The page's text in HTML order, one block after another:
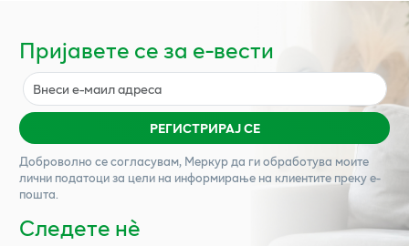
Пријавете се за е-вести
РЕГИСТРИРАЈ СЕ
Доброволно се согласувам, Меркурда ги обработува моите
лични податоци за цели на информирање на клиентите преку е-
пошта.
Следете нѐ